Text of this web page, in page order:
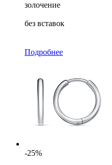
золочение
без вставок
Подробнее
-25%